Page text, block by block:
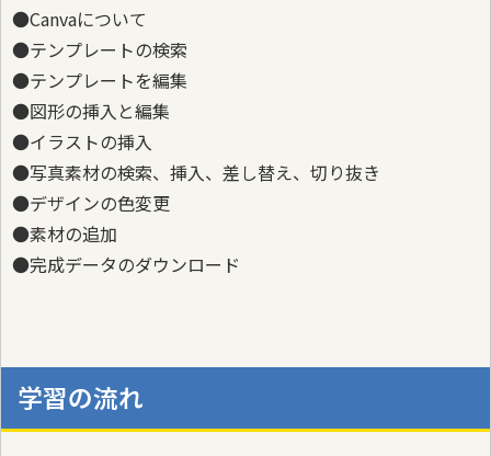
●Canvaについて
●テンプレートの検索
●テンプレートを編集
●図形の挿入と編集
●イラストの挿入
●写真素材の検索、挿入、差し替え、切り抜き
●デザインの色変更
●素材の追加
●完成データのダウンロード
学習の流れ